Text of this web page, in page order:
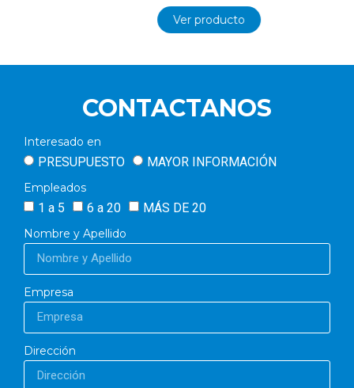
Ver producto
CONTACTANOS
Interesado en
PRESUPUESTO MAYOR INFORMACIÓN
Empleados
1 a 5 6 a 20 MÁS DE 20
Nombre y Apellido
Empresa
Dirección